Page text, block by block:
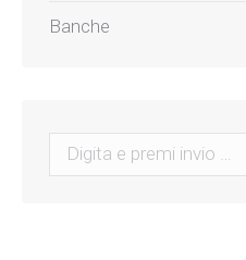
Banche
Search: